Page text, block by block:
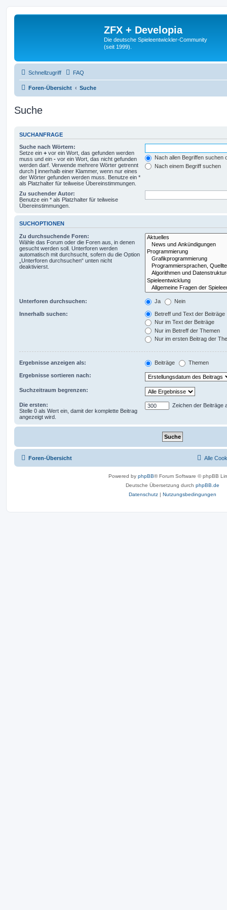
ZFX + Developia
Die deutsche Spieleentwickler-Community
(seit 1999).
Schnellzugriff FAQ
Foren-Übersicht Suche
Suche
SUCHANFRAGE
Suche nach Wörtern:
Setze ein + vor ein Wort, das gefunden werden
muss und ein - vor ein Wort, das nicht gefunden
werden darf. Verwende mehrere Wörter getrennt
durch | innerhalb einer Klammer, wenn nur eines
der Wörter gefunden werden muss. Benutze ein *
als Platzhalter für teilweise Übereinstimmungen.
Nach allen Begriffen suchen
Nach einem Begriff suchen
Zu suchender Autor:
Benutze ein * als Platzhalter für teilweise
Übereinstimmungen.
SUCHOPTIONEN
Zu durchsuchende Foren:
Wähle das Forum oder die Foren aus, in denen
gesucht werden soll. Unterforen werden
automatisch mit durchsucht, sofern du die Option
„Unterforen durchsuchen“ unten nicht
deaktivierst.
Unterforen durchsuchen: Ja Nein
Innerhalb suchen:
Betreff und Text der Beiträge
Nur im Text der Beiträge
Nur im Betreff der Themen
Nur im ersten Beitrag der
Ergebnisse anzeigen als: Beiträge Themen
Ergebnisse sortieren nach:
Suchzeitraum begrenzen:
Die ersten:
Stelle 0 als Wert ein, damit der komplette Beitrag
angezeigt wird.
Zeichen der Beiträge
Foren-Übersicht Alle
Powered by phpBB® Forum Software © phpBB
Deutsche Übersetzung durch phpBB.de
Datenschutz | Nutzungsbedingungen